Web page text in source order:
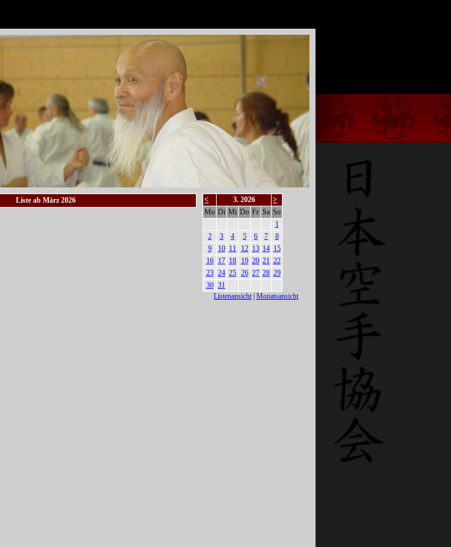
Liste ab März 2026 < 3. 2026
>
Mo Di Mi Do Fr Sa So
1
2
3 4 5 6 7
8
9
10 11 12 13 14 15
16
17 18 19 20 21 22
23 24 25 26 27 28 29
30 31
Listenansicht Monatsansicht